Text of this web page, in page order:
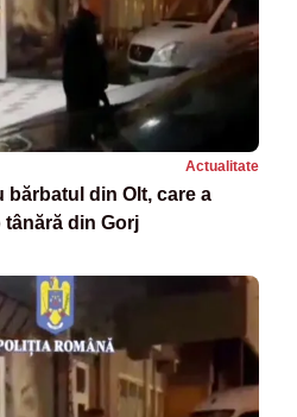
Actualitate
din Olt, care a
din Gorj